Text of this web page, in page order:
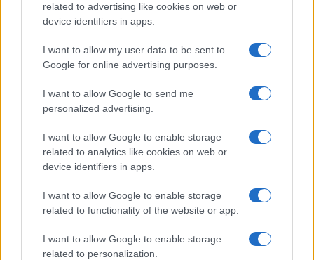
related to advertising like cookies on web or
device identifiers in apps.
I want to allow my user data to be sent to
Google for online advertising purposes.
I want to allow Google to send me
personalized advertising.
I want to allow Google to enable storage
related to analytics like cookies on web or
device identifiers in apps.
I want to allow Google to enable storage
related to functionality of the website or app.
I want to allow Google to enable storage
related to personalization.
Nearea Lounge Bar Bolognasi trova in Via
Guglielmo Oberdan, 37 A/B Tel (+39) 334 1538757.
Altri locali
dove prendere un aperitivo a Bologna
Le Stanze– Via del Borgo di San Pietro, 1 Tel
(+39) 051 228767.
18899835.